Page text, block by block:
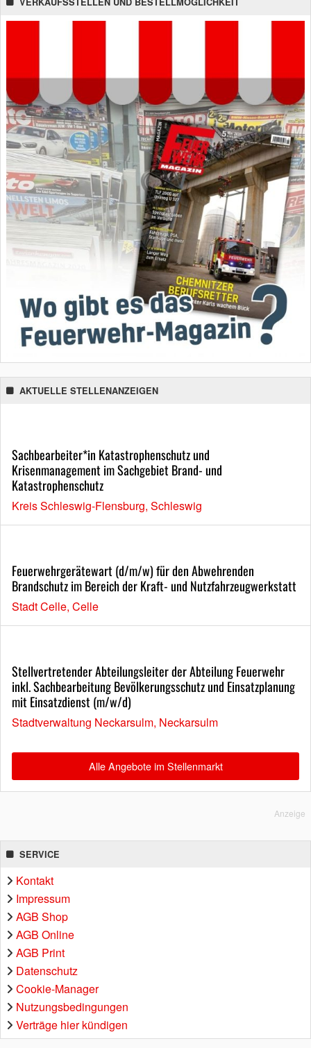
AKTUELLE STELLENANZEIGEN
Sachbearbeiter*in Katastrophenschutz und
Krisenmanagement im Sachgebiet Brand- und
Katastrophenschutz
Kreis Schleswig-Flensburg, Schleswig
Feuerwehrgerätewart (d/m/w) für den Abwehrenden
Brandschutz im Bereich der Kraft- und Nutzfahrzeugwerkstatt
Stadt Celle, Celle
Stellvertretender Abteilungsleiter der Abteilung Feuerwehr
inkl. Sachbearbeitung Bevölkerungsschutz und Einsatzplanung
mit Einsatzdienst (m/w/d)
Stadtverwaltung Neckarsulm, Neckarsulm
Alle Angebote im Stellenmarkt
Anzeige
SERVICE
Kontakt
Impressum
AGB Shop
AGB Online
AGB Print
Datenschutz
Cookie-Manager
Nutzungsbedingungen
Verträge hier kündigen